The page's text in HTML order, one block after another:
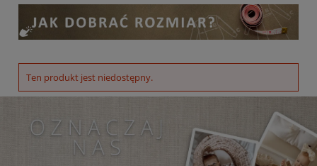
Ten produkt jest niedostępny.